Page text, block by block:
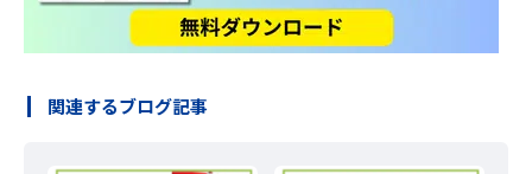
関連するブログ記事